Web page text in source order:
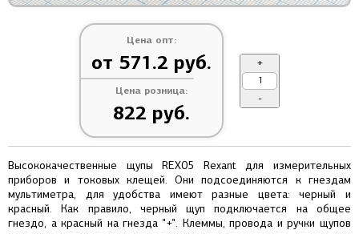
Цена опт:
от 571.2 руб.
Цена розница:
822 руб.
+
-
Высококачественные щупы REX05 Rexant для измерительных
приборов и токовых клещей. Они подсоединяются к гнездам
мультиметра, для удобства имеют разные цвета: черный и
красный. Как правило, черный щуп подключается на общее
гнездо, а красный на гнезда "+". Клеммы, провода и ручки щупов